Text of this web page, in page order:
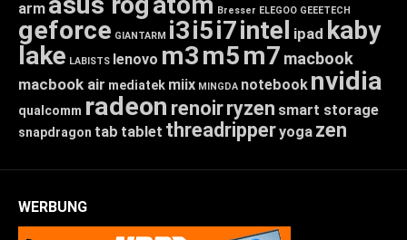
arm Bresser ELEGOO GEEETECH
geforce GIANTARM i3i5i7intel ipad kaby
lake LABISTS lenovo m3m5m7 macbook
macbook air mediatek miix MINGDA notebook nvidia
qualcomm radeon renoirryzen smart storage
snapdragon tab tablet threadripperyoga zen
WERBUNG